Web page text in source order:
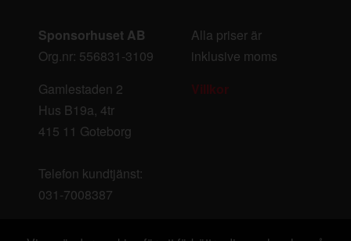
Sponsorhuset AB
Org.nr: 556831-3109
Gamlestaden 2
Hus B19a, 4tr
415 11 Goteborg
Telefon kundtjänst:
031-7008387
Alla priser är
inklusive moms
Villkor